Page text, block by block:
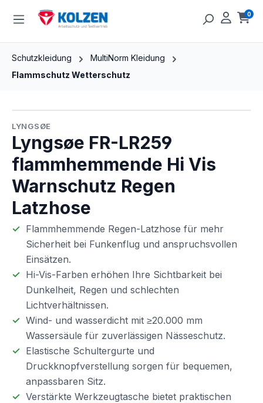
Zum Hauptinhalt springen 0
Schutzkleidung
MultiNorm Kleidung
Flammschutz Wetterschutz
LYNGSØE
Lyngsøe FR-LR259
flammhemmende Hi Vis
Warnschutz Regen
Latzhose
Flammhemmende Regen-Latzhose für mehr
Sicherheit bei Funkenflug und anspruchsvollen
Einsätzen.
Hi-Vis-Farben erhöhen Ihre Sichtbarkeit bei
Dunkelheit, Regen und schlechten
Lichtverhältnissen.
Wind- und wasserdicht mit ≥20.000 mm
Wassersäule für zuverlässigen Nässeschutz.
Elastische Schultergurte und
Druckknopfverstellung sorgen für bequemen,
anpassbaren Sitz.
Verstärkte Werkzeugtasche bietet praktischen